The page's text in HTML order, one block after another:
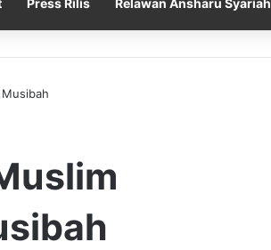
Press Rilis Relawan Ansharu Syariah